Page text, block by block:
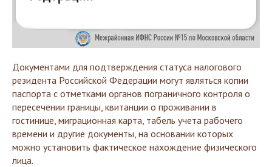
Документами для подтверждения статуса налогового
резидента Российской Федерации могут являться копии
паспорта с отметками органов пограничного контроля о
пересечении границы, квитанции о проживании в
гостинице, миграционная карта, табель учета рабочего
времени и другие документы, на основании которых
можно установить фактическое нахождение физического
лица.